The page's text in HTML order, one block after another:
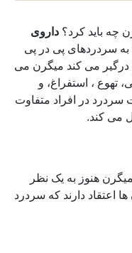
چه باید کرد؟ داروی
سردردهای پی در پی
می کند میگرن می
تهوع ، استفراغ، و
در افراد متفاوت
می کند.
هنوز به یک نظر
اعتقاد دارند که سردرد